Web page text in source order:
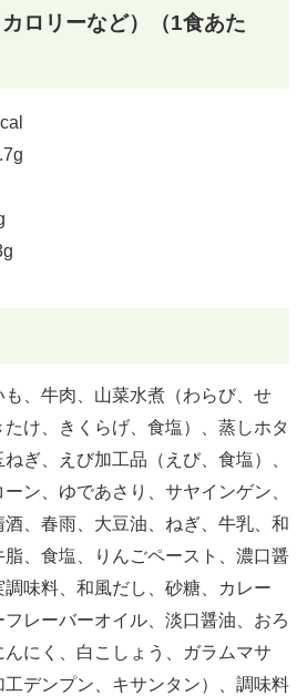
ロリーなど）（1食あた
、牛肉、山菜水煮（わらび、せ
け、きくらげ、食塩）、蒸しホタ
ぎ、えび加工品（えび、食塩）、
ン、ゆであさり、サヤインゲン、
、春雨、大豆油、ねぎ、牛乳、和
、食塩、りんごペースト、濃口醤
味料、和風だし、砂糖、カレー
レーバーオイル、淡口醤油、おろ
んにく、白こしょう、ガラムマサ
デンプン、キサンタン）、調味料